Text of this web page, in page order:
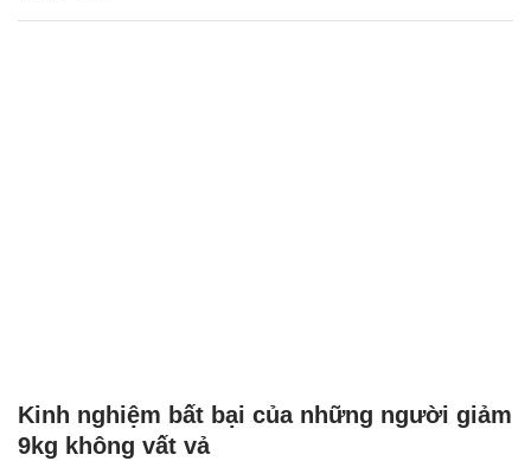
Kinh nghiệm bất bại của những người giảm
9kg không vất vả